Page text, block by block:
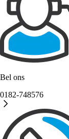
Bel ons
0182-748576